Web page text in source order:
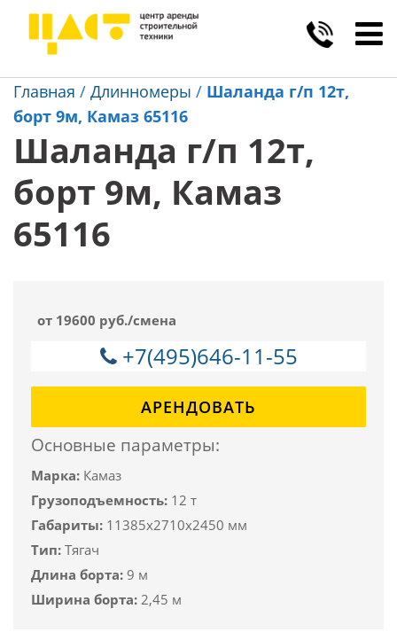
Главная / Длинномеры / Шаланда г/п 12т,
борт 9м, Камаз 65116
Шаланда г/п 12т,
борт 9м, Камаз
65116
от 19600 руб./смена
+7(495)646-11-55
АРЕНДОВАТЬ
Основные параметры:
Марка: Камаз
Грузоподъемность: 12 т
Габариты: 11385x2710x2450 мм
Тип: Тягач
Длина борта: 9 м
Ширина борта: 2,45 м